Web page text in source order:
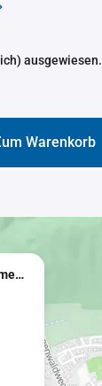
ausgewiesen.
Warenkorb
Nova Portfolio VermögensManagement GmbH